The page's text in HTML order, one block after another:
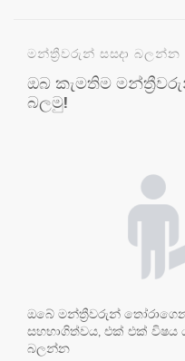
මන්ත්‍රීවරුන් සසදා බලන්න
ඔබ කැමතිම
බලමු!
ඔබේ මන්ත්‍රීවරුන්
සහභාගිත්වය, එක් එක්
බලන්න